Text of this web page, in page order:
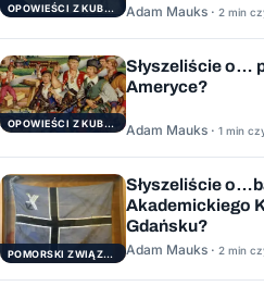
OPOWIEŚCI Z KUBRYKU Adam Mauks · 2 min
OPOWIEŚCI Z KUBRYKU
Słyszeliście o…
Ameryce?
Adam Mauks · 1 min
POMORSKI ZWIĄZEK ŻEGLARSKI
Słyszeliście
Akademickiego
Gdańsku?
Adam Mauks · 2 min